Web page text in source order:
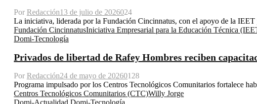
Por Redacción13 de julio de 2026024
La iniciativa, liderada por la Fundación Cincinnatus, con el apoyo de la
Fundación CincinnatusIniciativa Empresarial para la Educación Técnica
Domi-Tecnología
Privados de libertad de Rafey Hombres reciben
Por Redacción24 de mayo de 20260128
Programa impulsado por los Centros Tecnológicos Comunitarios fortalece
Centros Tecnológicos Comunitarios (CTC)Willy Jorge
Domi-Actualidad Domi-Tecnología